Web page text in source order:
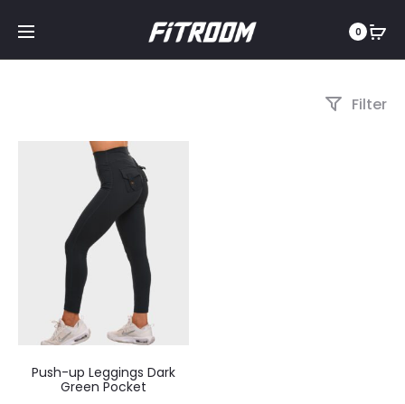
0
Filter
Push-up Leggings Dark
Green Pocket